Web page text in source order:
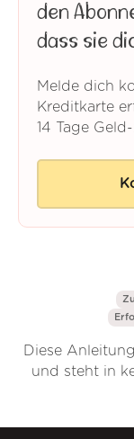
den
dass sie
Melde dich
Kreditkarte
14 Tage
Diese
und steht in